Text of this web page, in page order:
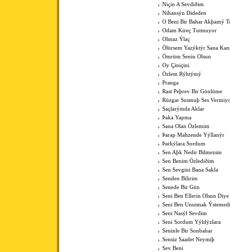
Niçin A Sevdiðim
Nihansýn Dideden
O Beni Bir Bahar Akþamý
Odam Kireç Tutmuyor
Olmaz Ýlaç
Ölürsem Yazýktýr Sana
Ömrüm Senin Olsun
Oy Çiniçini
Özlem Rýhtýmý
Pranga
Rast Peþrev Bir Gönlüme
Rüzgar Susmuþ Ses
Saçlarýmda Aklar
Þaka Yapma
Sana Olan Özlemim
Þarap Mahzende Yýllanýr
Þarkýlara Sordum
Sen Aþk Nedir Bilmezsin
Sen Benim Özlediðim
Sen Sevgini Bana Sakla
Senden Bilirim
Senede Bir Gün
Seni Ben Ellerin Olsun
Seni Ben Unutmak
Seni Nasýl Sevdim
Seni Sordum Yýldýzlara
Seninle Bir Sonbahar
Sensiz Saadet Neymiþ
Sev Beni